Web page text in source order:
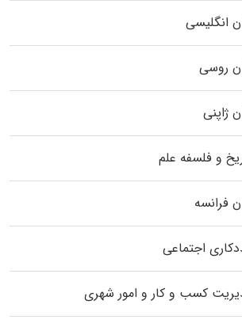
انگلیسی
روسی
ژاپنی
و فلسفه علم
فرانسه
اجتماعی
کسب و کار و امور شهری